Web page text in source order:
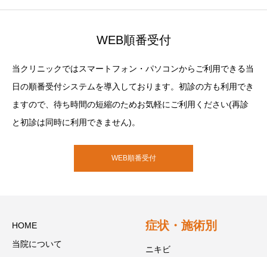
WEB順番受付
当クリニックではスマートフォン・パソコンからご利用できる当
日の順番受付システムを導入しております。初診の方も利用でき
ますので、待ち時間の短縮のためお気軽にご利用ください(再診
と初診は同時に利用できません)。
WEB順番受付
HOME
当院について
症状・施術別
ニキビ